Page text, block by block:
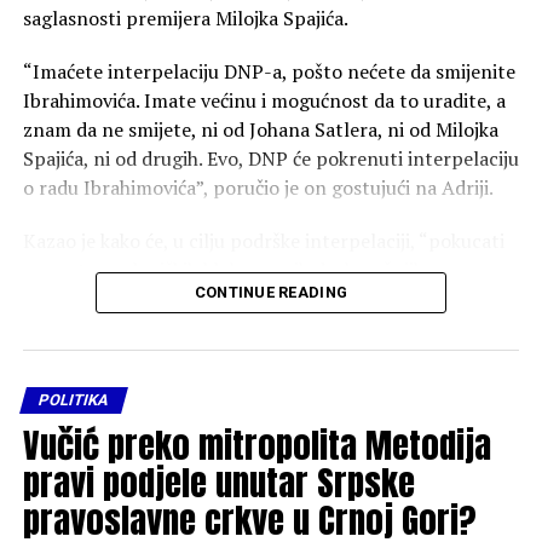
saglasnosti premijera Milojka Spajića.
“Imaćete interpelaciju DNP-a, pošto nećete da smijenite
Ibrahimovića. Imate većinu i mogućnost da to uradite, a
znam da ne smijete, ni od Johana Satlera, ni od Milojka
Spajića, ni od drugih. Evo, DNP će pokrenuti interpelaciju
o radu Ibrahimovića”, poručio je on gostujući na Adriji.
na vrata poslaničkih klubova svih doskorašnjih
koalicionih partnera”.
“Ovo nije prvi put da mi trpimo nacionalna poniženja od
strane Ministarstva vanjskih poslova, a da svi ćute, pri
čemu nikad više Srba nije bilo u vlasti”, dodao je.
Kazao je kako su sa Novom srpskom demokratijom u
“projektnoj koaliciji”, ali da je ona “osnovna”
poremećena po izlasku DNP-a iz Vlade.
CONTINUE READING
POLITIKA
Vučić preko mitropolita Metodija
pravi podjele unutar Srpske
pravoslavne crkve u Crnoj Gori?